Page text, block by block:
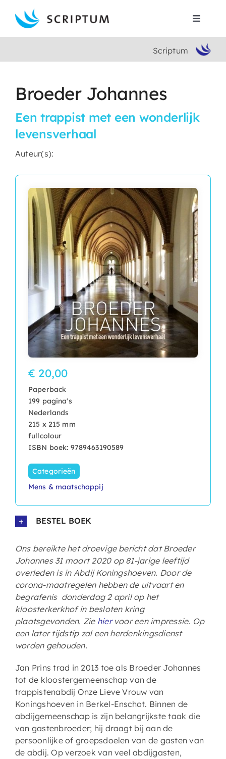
content
Toggle
Boeken
Auteurs
Contact
Search
Scriptum
Broeder Johannes
Een trappist met een wonderlijk
levensverhaal
Auteur(s):
€ 20,00
Paperback
199 pagina's
Nederlands
215 x 215 mm
fullcolour
ISBN boek: 9789463190589
Categorieën
Mens & maatschappij
BESTEL BOEK
Ons bereikte het droevige bericht dat Broeder
Johannes 31 maart 2020 op 81-jarige leeftijd
overleden is in Abdij Koningshoeven. Door de
corona-maatregelen hebben de uitvaart en
begrafenis donderdag 2 april op het
kloosterkerkhof in besloten kring
plaatsgevonden. Zie hiervoor een impressie. Op
een later tijdstip zal een herdenkingsdienst
worden gehouden.
Jan Prins trad in 2013 toe als Broeder Johannes
tot de kloostergemeenschap van de
trappistenabdij Onze Lieve Vrouw van
Koningshoeven in Berkel-Enschot. Binnen de
abdijgemeenschap is zijn belangrijkste taak die
van gastenbroeder; hij draagt bij aan de
persoonlijke of groepsdoelen van de gasten van
de abdij. Op verzoek van veel abdijgasten,